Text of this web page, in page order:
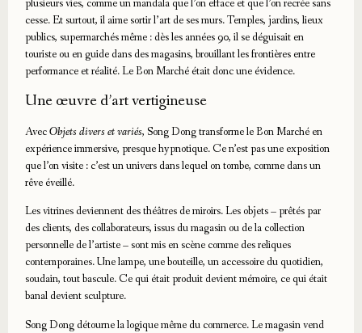
plusieurs vies, comme un mandala que l’on efface et que l’on recrée sans
cesse. Et surtout, il aime sortir l’art de ses murs. Temples, jardins, lieux
publics, supermarchés même : dès les années 90, il se déguisait en
touriste ou en guide dans des magasins, brouillant les frontières entre
performance et réalité. Le Bon Marché était donc une évidence.
Une œuvre d’art vertigineuse
AvecObjets divers et variés, Song Dong transforme le Bon Marché en
expérience immersive, presque hypnotique. Ce n’est pas une exposition
que l’on visite : c’est un univers dans lequel on tombe, comme dans un
rêve éveillé.
Les vitrines deviennent des théâtres de miroirs. Les objets – prêtés par
des clients, des collaborateurs, issus du magasin ou de la collection
personnelle de l’artiste – sont mis en scène comme des reliques
contemporaines. Une lampe, une bouteille, un accessoire du quotidien,
soudain, tout bascule. Ce qui était produit devient mémoire, ce qui était
banal devient sculpture.
Song Dong détourne la logique même du commerce. Le magasin vend